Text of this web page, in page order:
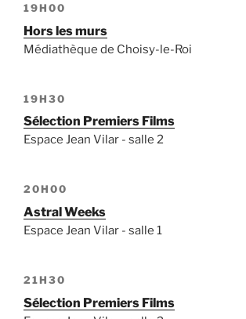
19H00
Hors les murs
Médiathèque de Choisy-le-Roi
19H30
Sélection Premiers Films
Espace Jean Vilar - salle 2
20H00
Astral Weeks
Espace Jean Vilar - salle 1
21H30
Sélection Premiers Films